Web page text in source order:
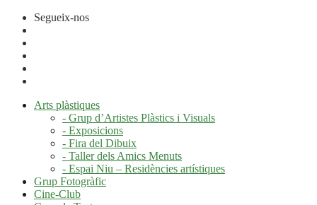
Segueix-nos
Arts plàstiques
- Grup d’Artistes Plàstics i Visuals
- Exposicions
- Fira del Dibuix
- Taller dels Amics Menuts
- Espai Niu – Residències artístiques
Grup Fotogràfic
Cine-Club